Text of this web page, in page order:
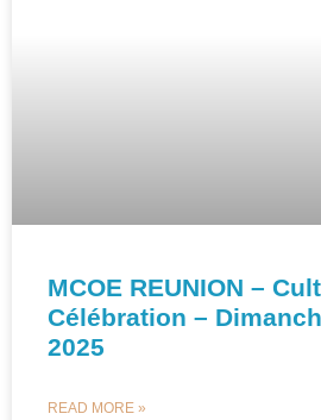
MCOE REUNION –
Célébration –
2025
READ MORE »